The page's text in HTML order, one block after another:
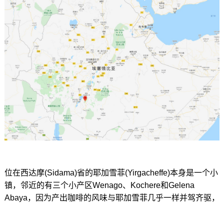
位在西达摩(Sidama)省的耶加雪菲(Yirgacheffe)本身是一个小
镇，邻近的有三个小产区Wenago、Kochere和Gelena
Abaya，因为产出咖啡的风味与耶加雪菲几乎一样并驾齐驱，